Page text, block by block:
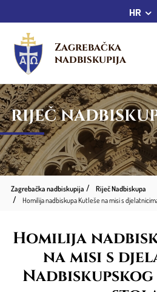
HR
Zagrebačka
nadbiskupija
RIJEČ
Zagrebačka nadbiskupija
Riječ Nadbiskupa
Homilija nadbiskupa Kutleše na misi s
Homilija
na misi s